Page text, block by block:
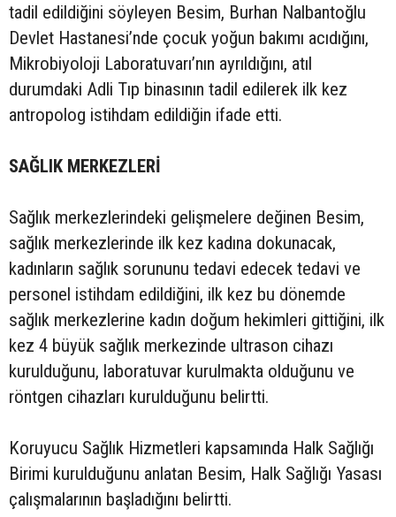
tadil edildiğini söyleyen Besim, Burhan Nalbantoğlu
Devlet Hastanesi’nde çocuk yoğun bakımı acıdığını,
Mikrobiyoloji Laboratuvarı’nın ayrıldığını, atıl
durumdaki Adli Tıp binasının tadil edilerek ilk kez
antropolog istihdam edildiğin ifade etti.
SAĞLIK MERKEZLERİ
Sağlık merkezlerindeki gelişmelere değinen Besim,
sağlık merkezlerinde ilk kez kadına dokunacak,
kadınların sağlık sorununu tedavi edecek tedavi ve
personel istihdam edildiğini, ilk kez bu dönemde
sağlık merkezlerine kadın doğum hekimleri gittiğini, ilk
kez 4 büyük sağlık merkezinde ultrason cihazı
kurulduğunu, laboratuvar kurulmakta olduğunu ve
röntgen cihazları kurulduğunu belirtti.
Koruyucu Sağlık Hizmetleri kapsamında Halk Sağlığı
Birimi kurulduğunu anlatan Besim, Halk Sağlığı Yasası
çalışmalarının başladığını belirtti.